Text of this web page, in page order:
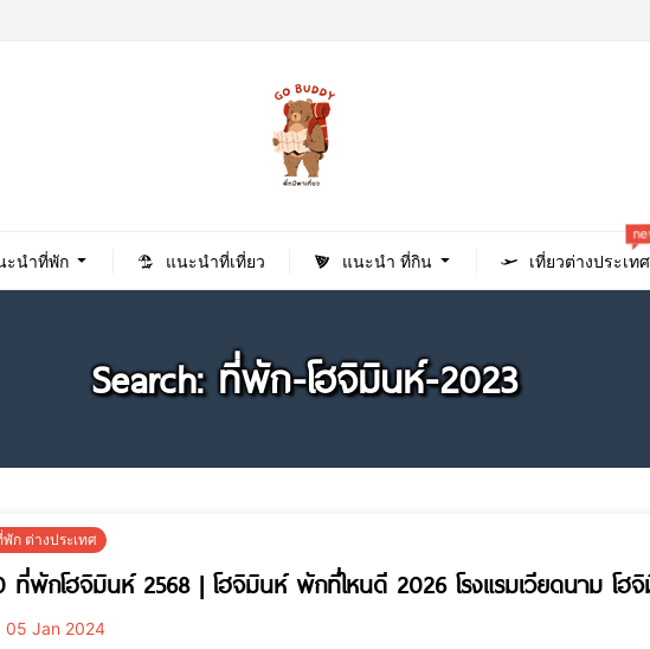
ะนำที่พัก แนะนำที่เที่ยว แนะนำ ที่กิน เที่ยวต่างประเทศ
Search: ที่พัก-โฮจิมินห์-2023
ก ต่างประเทศ
ที่พักโฮจิมินห์ 2568 | โฮจิมินห์ พักที่ไหนดี 2026 โรงแรมเวียดนาม โฮ
05 Jan 2024